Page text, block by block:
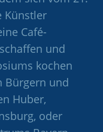
Künstler
Café-
und
kochen
Bürgern und
Huber,
oder